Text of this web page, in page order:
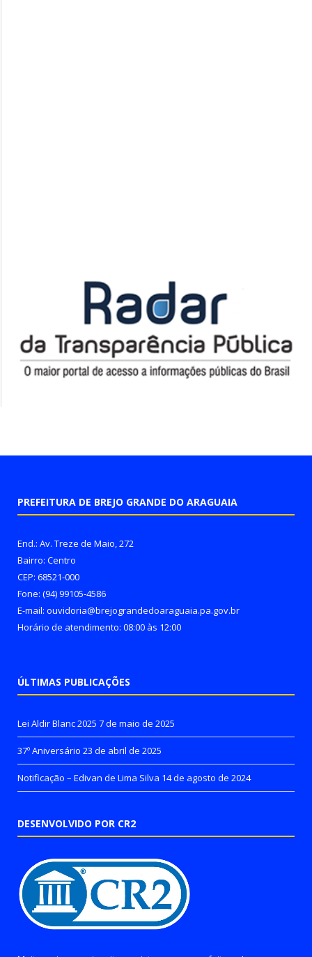
PREFEITURA DE BREJO GRANDE DO ARAGUAIA
End.: Av. Treze de Maio, 272
Bairro: Centro
CEP: 68521-000
Fone: (94) 99105-4586
E-mail: ouvidoria@brejograndedoaraguaia.pa.gov.br
Horário de atendimento: 08:00 às 12:00
ÚLTIMAS PUBLICAÇÕES
Lei Aldir Blanc 2025 7 de maio de 2025
37º Aniversário 23 de abril de 2025
Notificação – Edivan de Lima Silva 14 de agosto de 2024
DESENVOLVIDO POR CR2